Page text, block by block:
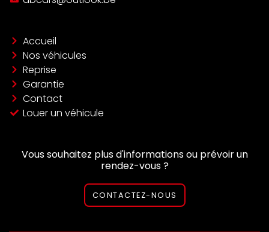
Accueil
Nos véhicules
Reprise
Garantie
Contact
Louer un véhicule
Vous souhaitez plus d'informations ou prévoir un
rendez-vous ?
CONTACTEZ-NOUS